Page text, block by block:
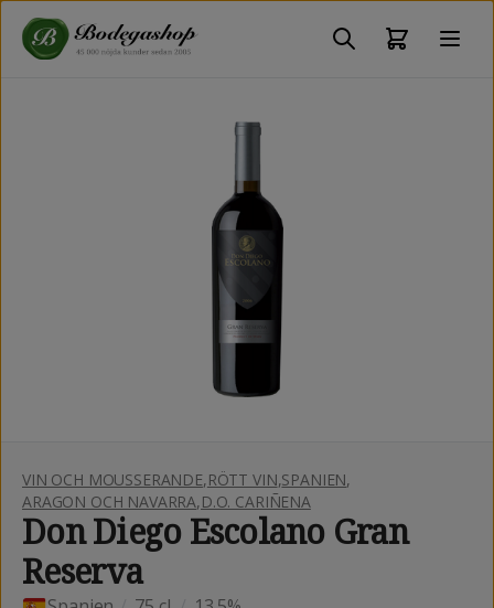
VIN OCH MOUSSERANDE,RÖTT VIN,SPANIEN,
ARAGON OCH NAVARRA,D.O. CARIÑENA
Don Diego Escolano Gran
Reserva